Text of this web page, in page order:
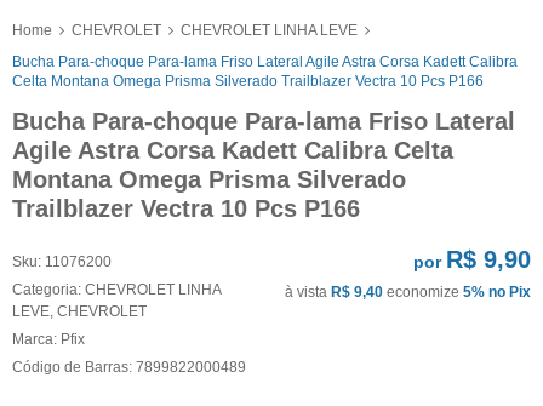
Home CHEVROLET
CHEVROLET LINHA LEVE
Bucha Para-choque Para-lama Friso Lateral Agile Astra Corsa Kadett Calibra
Celta Montana Omega Prisma Silverado Trailblazer Vectra 10 Pcs P166
Bucha Para-choque Para-lama Friso Lateral
Agile Astra Corsa Kadett Calibra Celta
Montana Omega Prisma Silverado
Trailblazer Vectra 10 Pcs P166
Sku: 11076200
Categoria: CHEVROLET LINHA
LEVE CHEVROLET
Marca: Pfix
Código de Barras: 7899822000489
por R$ 9,90
à vista R$ 9,40 economize 5% no Pix